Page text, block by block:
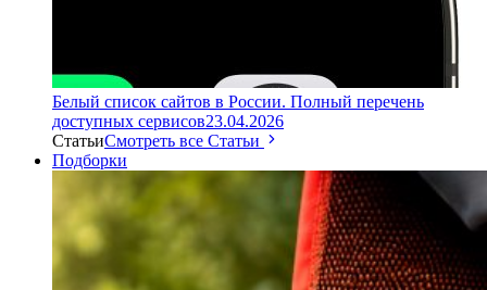
Белый список сайтов в России. Полный перечень
доступных сервисов23.04.2026
СтатьиСмотреть все Статьи
Подборки